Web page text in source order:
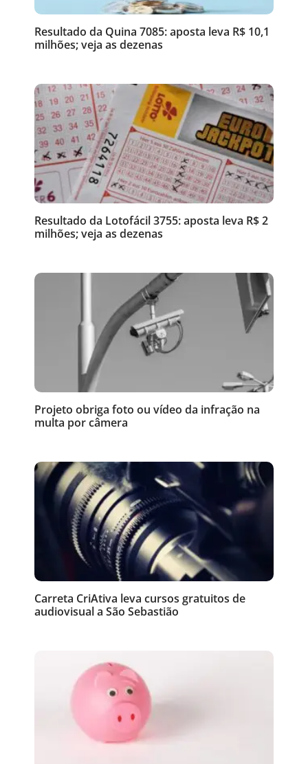
Resultado da Quina 7085: aposta leva R$ 10,1
milhões; veja as dezenas
Resultado da Lotofácil 3755: aposta leva R$ 2
milhões; veja as dezenas
Projeto obriga foto ou vídeo da infração na
multa por câmera
Carreta CriAtiva leva cursos gratuitos de
audiovisual a São Sebastião